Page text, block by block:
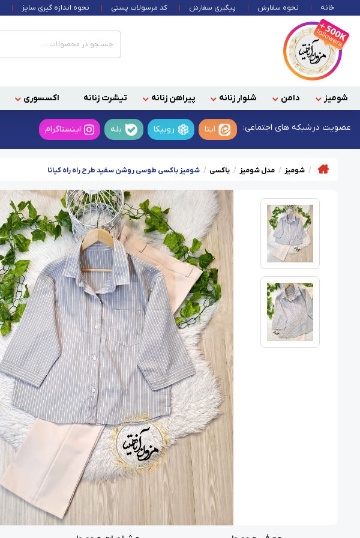
خانه نحوه سفارش پیگیری سفارش کد مرسولات پستی نحوه اندازه گیری سایز
شومیز دامن شلوار زنانه پیراهن زنانه تیشرت زنانه اکسسوری
عضویت درشبکه های اجتماعی: ایتا روبیکا بله اینستاگرام
شومیز مدل شومیز باکسی شومیز باکسی طوسی روشن سفید طرح راه راه کیانا